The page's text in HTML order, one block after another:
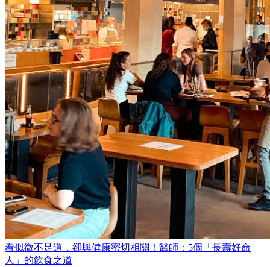
看似微不足道，卻與健康密切相關！醫師：5個「長壽好命
人」的飲食之道